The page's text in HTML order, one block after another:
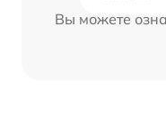
Вы можете